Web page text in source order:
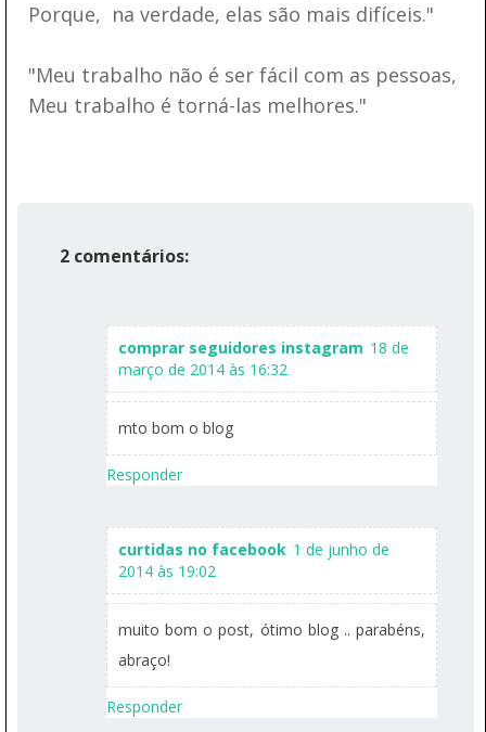
Porque, na verdade, elas são mais difíceis."
"Meu trabalho não é ser fácil com as pessoas,
Meu trabalho é torná-las melhores."
2 comentários:
comprar seguidores instagram 18 de
março de 2014 às 16:32
mto bom o blog
Responder
curtidas no facebook 1 de junho de
2014 às 19:02
muito bom o post, ótimo blog .. parabéns,
abraço!
Responder